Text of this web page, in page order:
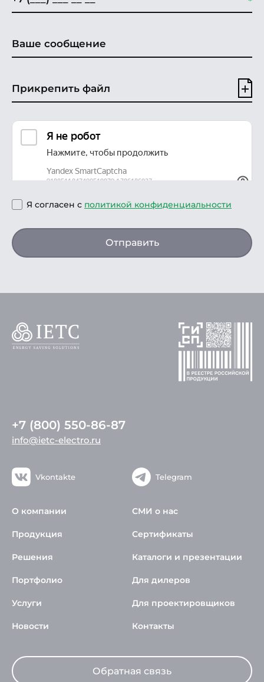
Прикрепить файл
Я согласен с политикой конфиденциальности
Отправить
+7 (800) 550-86-87
info@ietc-electro.ru
Vkontakte Telegram
О компании
Продукция
Решения
Портфолио
Услуги
Новости
СМИ о нас
Сертификаты
Каталоги и презентации
Для дилеров
Для проектировщиков
Контакты
Обратная связь